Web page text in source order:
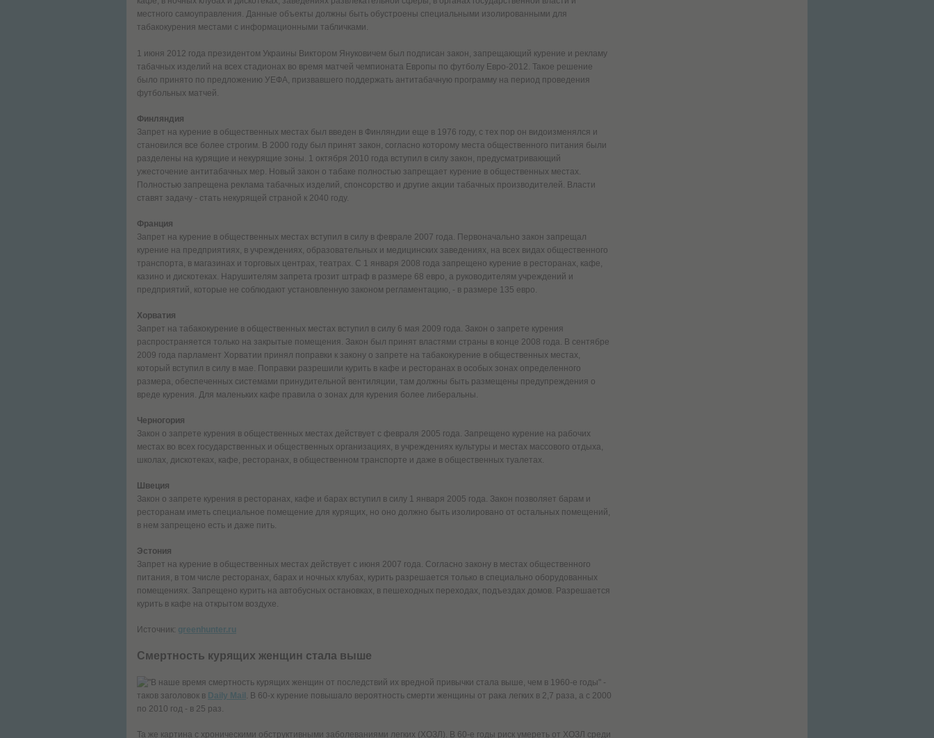
местного самоуправления. Данные объекты должны быть обустроены специальными изолированными для
табакокурения местами с информационными табличками.
1 июня 2012 года президентом Украины Виктором Януковичем был подписан закон, запрещающий курение и рекламу
табачных изделий на всех стадионах во время матчей чемпионата Европы по футболу Евро‑2012. Такое решение
было принято по предложению УЕФА, призвавшего поддержать антитабачную программу на период проведения
футбольных матчей.
Финляндия
Запрет на курение в общественных местах был введен в Финляндии еще в 1976 году, с тех пор он видоизменялся и
становился все более строгим. В 2000 году был принят закон, согласно которому места общественного питания были
разделены на курящие и некурящие зоны. 1 октября 2010 года вступил в силу закон, предусматривающий
ужесточение антитабачных мер. Новый закон о табаке полностью запрещает курение в общественных местах.
Полностью запрещена реклама табачных изделий, спонсорство и другие акции табачных производителей. Власти
ставят задачу - стать некурящей страной к 2040 году.
Франция
Запрет на курение в общественных местах вступил в силу в феврале 2007 года. Первоначально закон запрещал
курение на предприятиях, в учреждениях, образовательных и медицинских заведениях, на всех видах общественного
транспорта, в магазинах и торговых центрах, театрах. С 1 января 2008 года запрещено курение в ресторанах, кафе,
казино и дискотеках. Нарушителям запрета грозит штраф в размере 68 евро, а руководителям учреждений и
предприятий, которые не соблюдают установленную законом регламентацию, - в размере 135 евро.
Хорватия
Запрет на табакокурение в общественных местах вступил в силу 6 мая 2009 года. Закон о запрете курения
распространяется только на закрытые помещения. Закон был принят властями страны в конце 2008 года. В сентябре
2009 года парламент Хорватии принял поправки к закону о запрете на табакокурение в общественных местах,
который вступил в силу в мае. Поправки разрешили курить в кафе и ресторанах в особых зонах определенного
размера, обеспеченных системами принудительной вентиляции, там должны быть размещены предупреждения о
вреде курения. Для маленьких кафе правила о зонах для курения более либеральны.
Черногория
Закон о запрете курения в общественных местах действует с февраля 2005 года. Запрещено курение на рабочих
местах во всех государственных и общественных организациях, в учреждениях культуры и местах массового отдыха,
школах, дискотеках, кафе, ресторанах, в общественном транспорте и даже в общественных туалетах.
Швеция
Закон о запрете курения в ресторанах, кафе и барах вступил в силу 1 января 2005 года. Закон позволяет барам и
ресторанам иметь специальное помещение для курящих, но оно должно быть изолировано от остальных помещений,
в нем запрещено есть и даже пить.
Эстония
Запрет на курение в общественных местах действует с июня 2007 года. Согласно закону в местах общественного
питания, в том числе ресторанах, барах и ночных клубах, курить разрешается только в специально оборудованных
помещениях. Запрещено курить на автобусных остановках, в пешеходных переходах, подъездах домов. Разрешается
курить в кафе на открытом воздухе.
Источник: greenhunter.ru
Смертность курящих женщин cтала выше
"В наше время смертность курящих женщин от последствий их вредной привычки стала выше, чем в 1960-е годы" -
таков заголовок в Daily Mail . В 60-х курение повышало вероятность смерти женщины от рака легких в 2,7 раза, а с 2000
по 2010 год - в 25 раз.
Та же картина с хроническими обструктивными заболеваниями легких (ХОЗЛ). В 60-е годы риск умереть от ХОЗЛ среди